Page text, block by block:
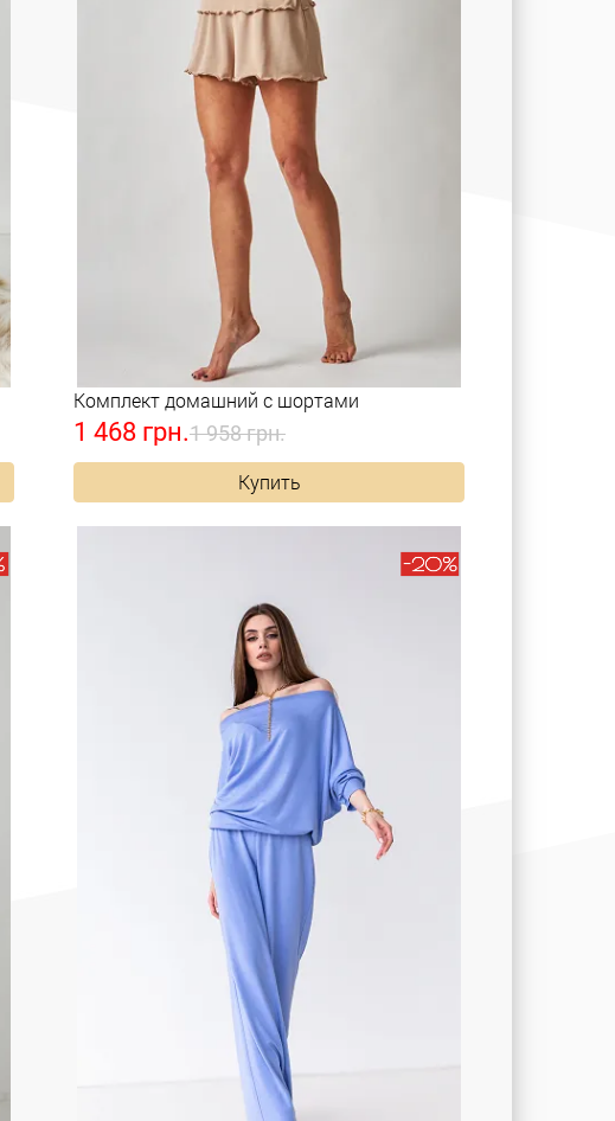
Комплект домашний с шортами
1 468 грн.1 958 грн.
Купить